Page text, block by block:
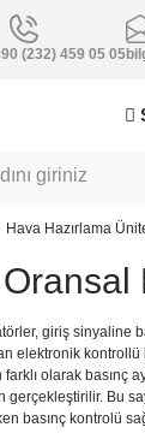
0 (232) 459 05 05
Hava Hazırlama
giriş sinyaline
elektronik kontrollü
olarak basınç
gerçekleştirilir. Bu
basınç kontrolü